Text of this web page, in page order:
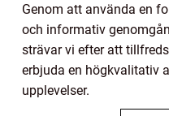
Genom att använda en
och informativ
strävar vi efter att
erbjuda en högkvalitativ
upplevelser.